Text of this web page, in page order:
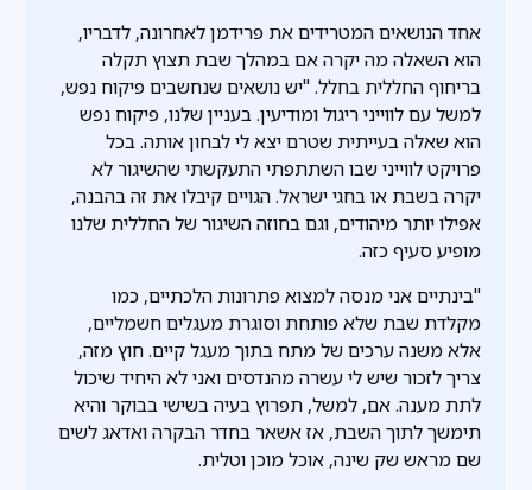
אחד הנושאים המטרידים את פרידמן לאחרונה, לדבריו,
הוא השאלה מה יקרה אם במהלך שבת תצוץ תקלה
בריחוף החללית בחלל. "יש נושאים שנחשבים פיקוח נפש,
למשל עם לווייני ריגול ומודיעין. בעניין שלנו, פיקוח נפש
הוא שאלה בעייתית שטרם יצא לי לבחון אותה. בכל
פרויקט לווייני שבו השתתפתי התעקשתי שהשיגור לא
יקרה בשבת או בחגי ישראל. הגויים קיבלו את זה בהבנה,
אפילו יותר מיהודים, וגם בחוזה השיגור של החללית שלנו
מופיע סעיף כזה.
"בינתיים אני מנסה למצוא פתרונות הלכתיים, כמו
מקלדת שבת שלא פותחת וסוגרת מעגלים חשמליים,
אלא משנה ערכים של מתח בתוך מעגל קיים. חוץ מזה,
צריך לזכור שיש לי עשרה מהנדסים ואני לא היחיד שיכול
לתת מענה. אם, למשל, תפרוץ בעיה בשישי בבוקר והיא
תימשך לתוך השבת, אז אשאר בחדר הבקרה ואדאג לשים
שם מראש שק שינה, אוכל מוכן וטלית.